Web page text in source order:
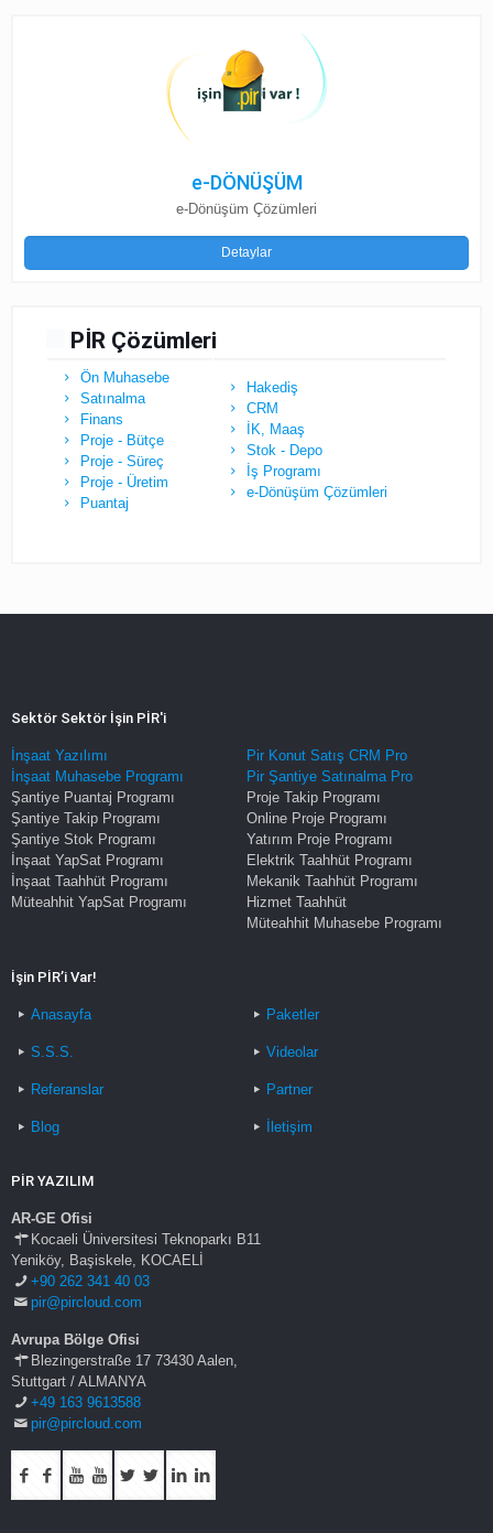
e-DÖNÜŞÜM
e-Dönüşüm Çözümleri
Detaylar
PİR Çözümleri
Ön Muhasebe
Satınalma
Finans
Proje - Bütçe
Proje - Süreç
Proje - Üretim
Puantaj
Hakediş
CRM
İK, Maaş
Stok - Depo
İş Programı
e-Dönüşüm Çözümleri
Sektör Sektör İşin PİR'i
İnşaat Yazılımı
İnşaat Muhasebe Programı
Şantiye Puantaj Programı
Şantiye Takip Programı
Şantiye Stok Programı
İnşaat YapSat Programı
İnşaat Taahhüt Programı
Müteahhit YapSat Programı
Pir Konut Satış CRM Pro
Pir Şantiye Satınalma Pro
Proje Takip Programı
Online Proje Programı
Yatırım Proje Programı
Elektrik Taahhüt Programı
Mekanik Taahhüt Programı
Hizmet Taahhüt
Müteahhit Muhasebe Programı
İşin PİR’i Var!
Anasayfa Paketler
S.S.S. Videolar
Referanslar Partner
Blog İletişim
PİR YAZILIM
AR-GE Ofisi
Kocaeli Üniversitesi Teknoparkı B11
Yeniköy, Başiskele, KOCAELİ
+90 262 341 40 03
pir@pircloud.com
Avrupa Bölge Ofisi
Blezingerstraße 17 73430 Aalen,
Stuttgart / ALMANYA
+49 163 9613588
pir@pircloud.com